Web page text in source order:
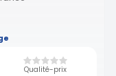
Qualité-prix